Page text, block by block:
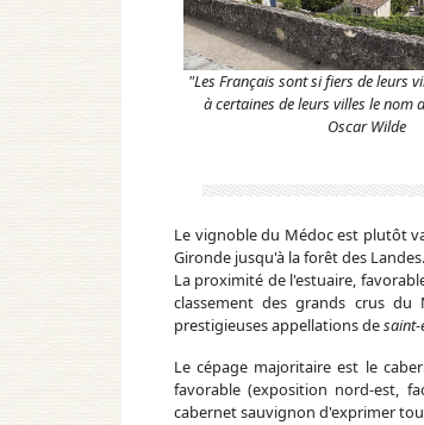
"Les Français sont si fiers de leurs
à certaines de leurs villes le nom
Oscar Wilde
Le vignoble du Médoc est plutôt
Gironde jusqu'à la forêt des Landes.
La proximité de l'estuaire,
classement des grands crus
prestigieuses appellations desaint-
Le cépage majoritaire est le
favorable (exposition nord-est,
cabernet sauvignon d'exprimer